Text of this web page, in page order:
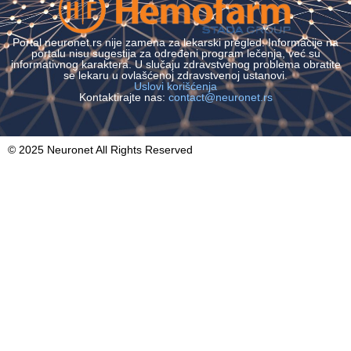
Portal neuronet.rs nije zamena za lekarski pregled. Informacije na
portalu nisu sugestija za određeni program lečenja, već su
informativnog karaktera. U slučaju zdravstvenog problema obratite
se lekaru u ovlašćenoj zdravstvenoj ustanovi.
Uslovi korišćenja
Kontaktirajte nas: contact@neuronet.rs
© 2025 Neuronet All Rights Reserved